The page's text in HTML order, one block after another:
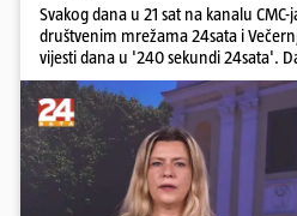
Svakog dana u 21 sat na kanalu
društvenim mrežama 24sata i
vijesti dana u '240 sekundi 24sata'.
Krnetić: Lika teško zagađena s
poginulih u nesreći u Zagrebu,
Žabna, Borba za život Denisa
otkaz...